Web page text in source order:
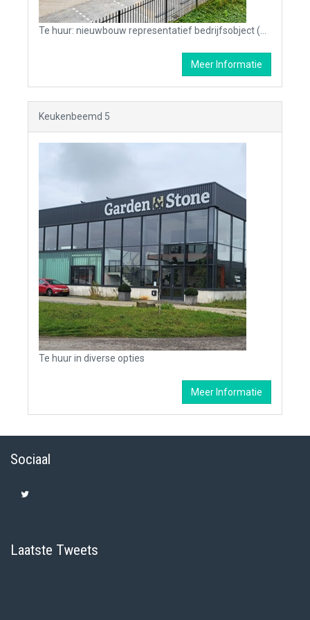
Meer Informatie
Keukenbeemd 5
Te huur in diverse opties
Meer Informatie
Sociaal
Laatste Tweets